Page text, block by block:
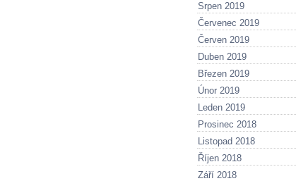
Srpen 2019
Červenec 2019
Červen 2019
Duben 2019
Březen 2019
Únor 2019
Leden 2019
Prosinec 2018
Listopad 2018
Říjen 2018
Září 2018